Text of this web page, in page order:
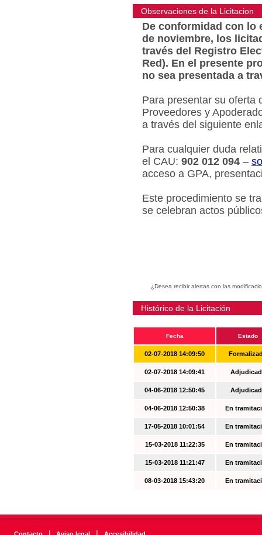
Observaciones de la Licitacion
De conformidad con lo
de noviembre, los
través del Registro
Red). En el presente
no sea presentada a
Para presentar su oferta
Proveedores y
a través del siguiente
Para cualquier duda
el CAU: 902 012 094 –
acceso a GPA,
Este procedimiento se
se celebran actos
¿Desea recibir alertas con las
Histórico de la Licitación
Fecha Estado
02-07-2018 14:09:50
02-07-2018 14:09:41
04-06-2018 12:50:45
04-06-2018 12:50:38 En
17-05-2018 10:01:54 En
15-03-2018 11:22:35 En
15-03-2018 11:21:47 En
08-03-2018 15:43:20 En